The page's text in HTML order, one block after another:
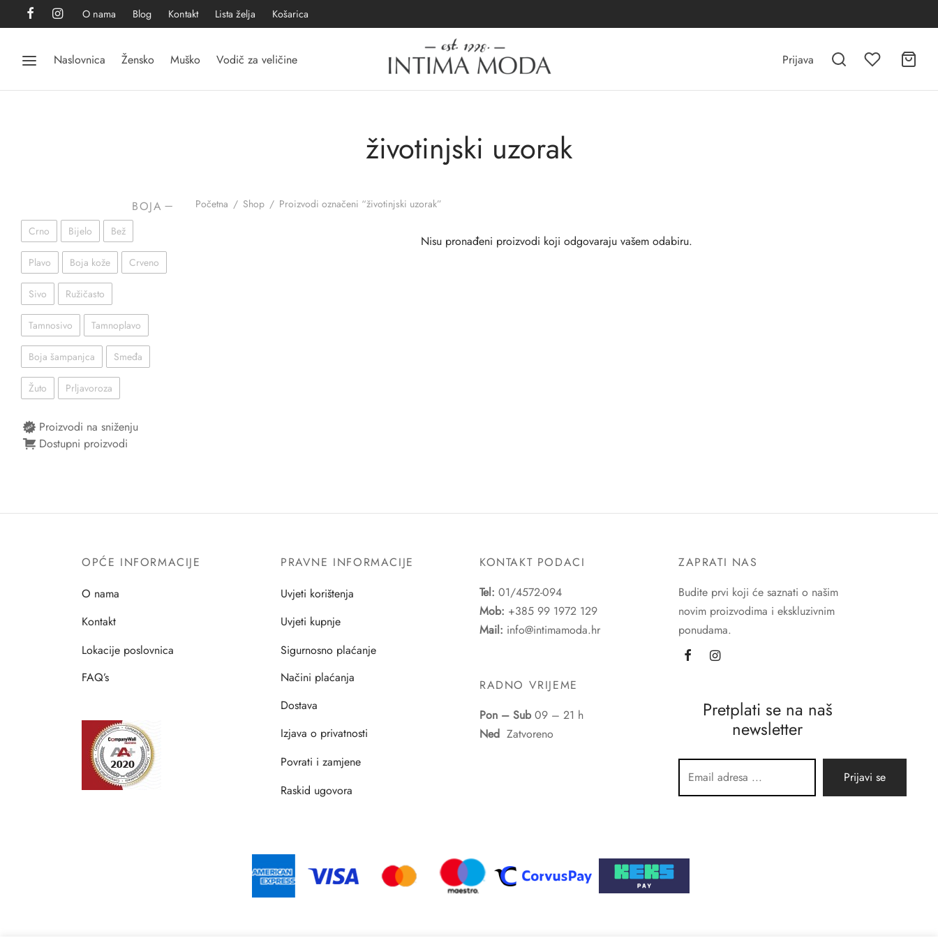
O nama Blog Kontakt Lista želja Košarica
Naslovnica Žensko Muško Vodič za veličine Prijava
životinjski uzorak
BOJA
Crno Bijelo Bež
Plavo Boja kože Crveno
Sivo Ružičasto
Tamnosivo Tamnoplavo
Boja šampanjca Smeđa
Žuto Prljavoroza
Proizvodi na sniženju
Dostupni proizvodi
Početna / Shop / Proizvodi označeni “životinjski uzorak”
Nisu pronađeni proizvodi koji odgovaraju vašem odabiru.
OPĆE INFORMACIJE
O nama
Kontakt
Lokacije poslovnica
FAQ’s
PRAVNE INFORMACIJE
Uvjeti korištenja
Uvjeti kupnje
Sigurnosno plaćanje
Načini plaćanja
Dostava
Izjava o privatnosti
Povrati i zamjene
Raskid ugovora
KONTAKT PODACI
Tel: 01/4572-094
Mob: +385 99 1972 129
Mail: info@intimamoda.hr
RADNO VRIJEME
Pon – Sub09 – 21 h
Ned Zatvoreno
ZAPRATI NAS
Budite prvi koji će saznati o našim
novim proizvodima i ekskluzivnim
ponudama.
Pretplati se na naš
newsletter